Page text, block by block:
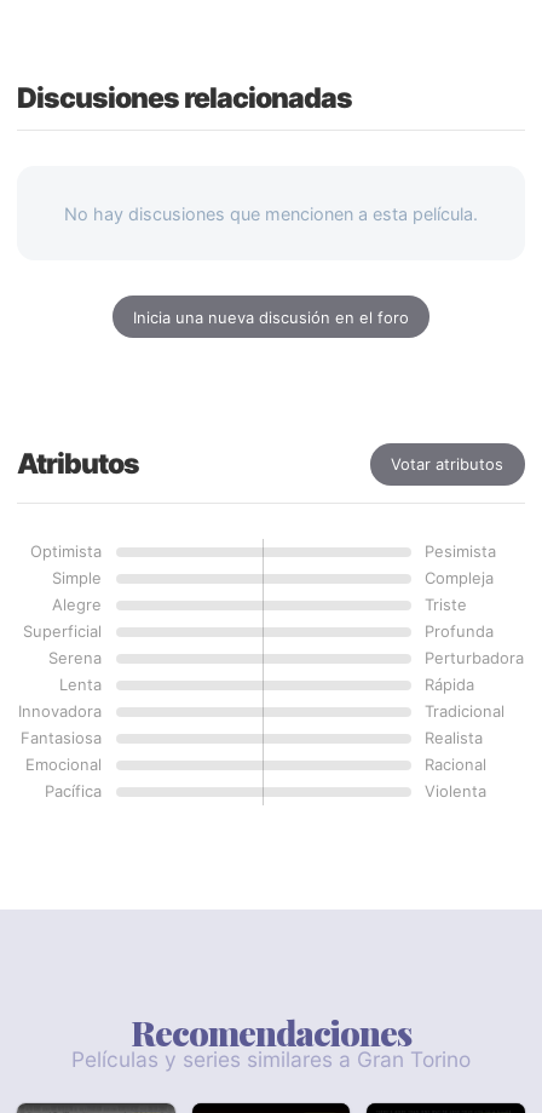
Discusiones relacionadas
No hay discusiones que mencionen a esta película.
Inicia una nueva discusión en el foro
Atributos Votar atributos
Optimista
Pesimista
Simple
Compleja
Alegre
Triste
Superficial
Profunda
Serena
Perturbadora
Lenta
Rápida
Innovadora
Tradicional
Fantasiosa
Realista
Emocional
Racional
Pacífica
Violenta
Recomendaciones
Películas y series similares a Gran Torino